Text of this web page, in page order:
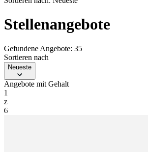
Stellenangebote
Gefundene Angebote: 35
Sortieren nach
Neueste
Angebote mit Gehalt
1
z
6